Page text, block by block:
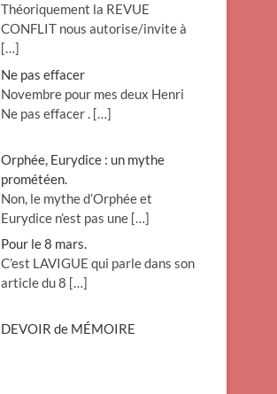
n
Théoriquement la REVUE
CONFLIT nous autorise/invite à
[…]
Ne pas effacer
Novembre pour mes deux Henri
Ne pas effacer . […]
Orphée, Eurydice : un mythe
prométéen.
Non, le mythe d’Orphée et
Eurydice n’est pas une […]
Pour le 8 mars.
C’est LAVIGUE qui parle dans son
article du 8 […]
DEVOIR de MÉMOIRE